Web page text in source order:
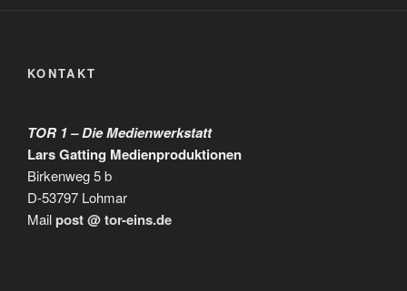
KONTAKT
TOR 1 – Die Medienwerkstatt
Lars Gatting Medienproduktionen
Birkenweg 5 b
D-53797 Lohmar
Mailpost @ tor-eins.de